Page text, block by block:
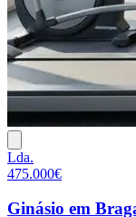
Lda.
475.000€
Ginásio em